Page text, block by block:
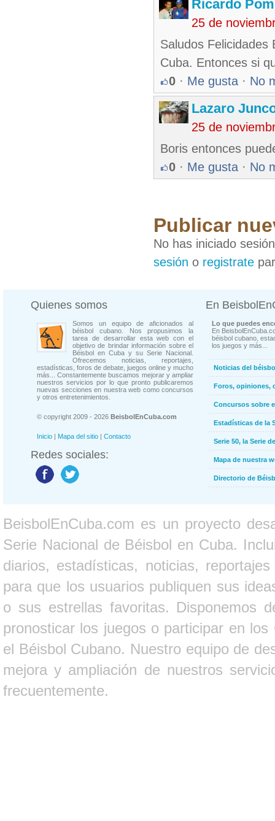
Ricardo
25 de
Saludos Felicidades
Cuba. Entonces si
0 · Me gusta · No
Lazaro
25 de
Boris entonces
0 · Me gusta · No
Publicar
No has iniciado
sesión o registrate
Quienes somos
Somos un equipo de aficionados al
béisbol cubano. Nos propusimos la
tarea de desarrollar esta web con el
objetivo de brindar información sobre el
Béisbol en Cuba y su Serie Nacional.
Ofrecemos noticias, reportajes,
estadísticas, foros de debate, juegos online y mucho
más... Constantemente buscamos mejorar y ampliar
nuestros servicios por lo que pronto publicaremos
nuevas secciones en nuestra web como concursos
y otros entretenimientos.
© copyright 2009 - 2026 BeisbolEnCuba.com
Inicio | Mapa del sitio | Contacto
Redes sociales:
En
Lo que puedes
En
béisbol cubano,
los juegos y más...
Noticias del
Foros, opiniones,
Concursos sobre
Estadísticas de la
Serie 50, la Serie
Mapa de nuestra
Directorio de
BeisbolEnCuba.com es un proyecto
Serie Nacional de Béisbol en Cuba.
diarios, estadísticas, noticias,
para que los usuarios publiquen sus
o sus estrellas favoritas. Disponemos
pronosticar los juegos o participar en
el Béisbol Cubano. Nuestro equipo de
mejora y ampliación de nuestros
frecuentemente.